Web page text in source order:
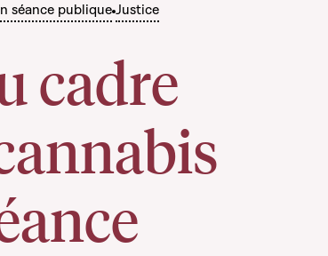
séance publique Justice
cadre